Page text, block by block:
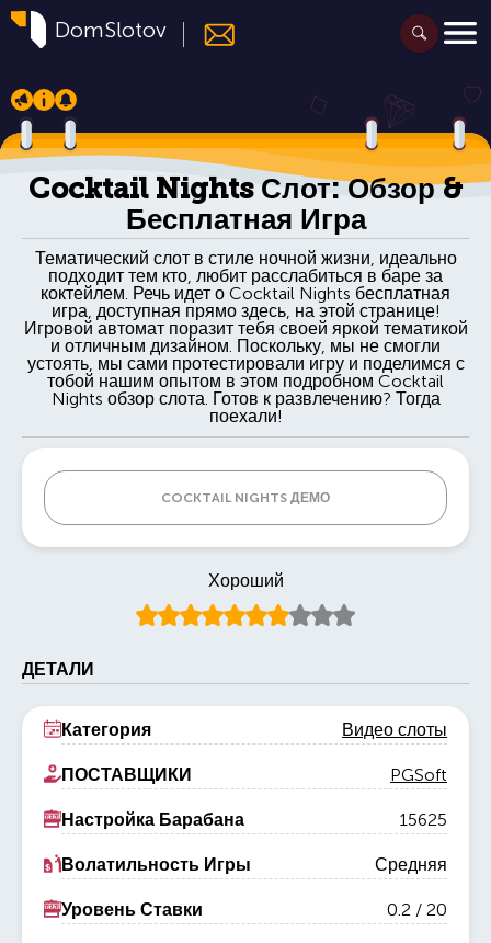
DomSlotov
Cocktail Nights Слот: Обзор &
Бесплатная Игра
Тематический слот в стиле ночной жизни, идеально
подходит тем кто, любит расслабиться в баре за
коктейлем. Речь идет о Cocktail Nights бесплатная
игра, доступная прямо здесь, на этой странице!
Игровой автомат поразит тебя своей яркой тематикой
и отличным дизайном. Поскольку, мы не смогли
устоять, мы сами протестировали игру и поделимся с
тобой нашим опытом в этом подробном Cocktail
Nights обзор слота. Готов к развлечению? Тогда
поехали!
COCKTAIL NIGHTS ДЕМО
Хороший
ДЕТАЛИ
Категория Видео слоты
ПОСТАВЩИКИ PGSoft
Настройка Барабана 15625
Волатильность Игры Средняя
Уровень Ставки 0.2 / 20